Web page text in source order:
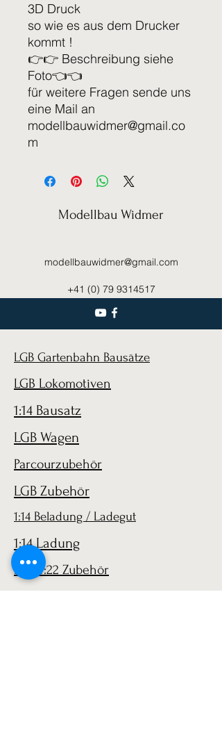
3D Druck
so wie es aus dem Drucker
kommt !
👉👉 Beschreibung siehe
Foto👈👈
für weitere Fragen sende uns
eine Mail an
modellbauwidmer@gmail.co
m
Modellbau Widmer
modellbauwidmer@gmail.com
+41 (0) 79 9314517
LGB Gartenbahn Bausätze
LGB Lokomotiven
1:14 Bausatz
LGB Wagen
Parcourzubehör
LGB Zubehör
1:14 Beladung / Ladegut
1:14 Ladung
LGB 1:22 Zubehör